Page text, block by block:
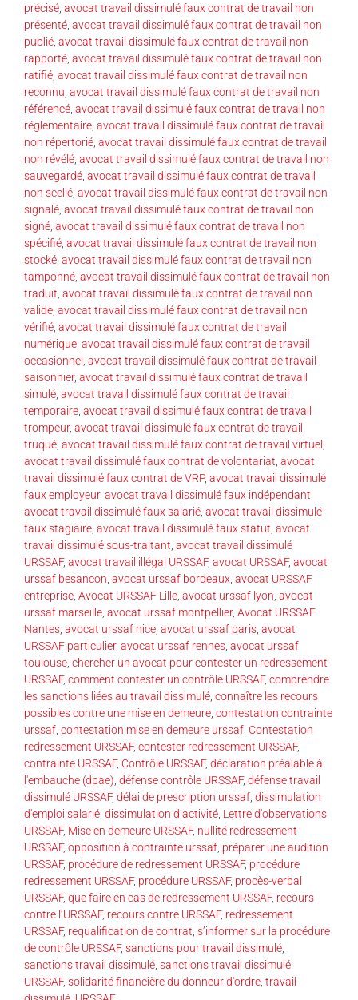
précisé avocat travail dissimulé faux contrat de travail non
présenté avocat travail dissimulé faux contrat de travail non
publié avocat travail dissimulé faux contrat de travail non
rapporté avocat travail dissimulé faux contrat de travail non
ratifié avocat travail dissimulé faux contrat de travail non
reconnu avocat travail dissimulé faux contrat de travail non
référencé avocat travail dissimulé faux contrat de travail non
réglementaire avocat travail dissimulé faux contrat de travail
non répertorié avocat travail dissimulé faux contrat de travail
non révélé avocat travail dissimulé faux contrat de travail non
sauvegardé avocat travail dissimulé faux contrat de travail
non scellé avocat travail dissimulé faux contrat de travail non
signalé avocat travail dissimulé faux contrat de travail non
signé avocat travail dissimulé faux contrat de travail non
spécifié avocat travail dissimulé faux contrat de travail non
stocké avocat travail dissimulé faux contrat de travail non
tamponné avocat travail dissimulé faux contrat de travail non
traduit avocat travail dissimulé faux contrat de travail non
valide avocat travail dissimulé faux contrat de travail non
vérifié avocat travail dissimulé faux contrat de travail
numérique avocat travail dissimulé faux contrat de travail
occasionnel avocat travail dissimulé faux contrat de travail
saisonnier, avocat travail dissimulé faux contrat de travail
simulé avocat travail dissimulé faux contrat de travail
temporaire avocat travail dissimulé faux contrat de travail
trompeur, avocat travail dissimulé faux contrat de travail
truqué avocat travail dissimulé faux contrat de travail virtuel
avocat travail dissimulé faux contrat de volontariat avocat
travail dissimulé faux contrat de VRP, avocat travail dissimulé
faux employeur, avocat travail dissimulé faux indépendant
avocat travail dissimulé faux salarié avocat travail dissimulé
faux stagiaire avocat travail dissimulé faux statut avocat
travail dissimulé sous-traitant avocat travail dissimulé
URSSAF, avocat travail illégal URSSAF, avocat URSSAF, avocat
urssaf besancon avocat urssaf bordeaux avocat URSSAF
entreprise Avocat URSSAF Lille avocat urssaf lyon avocat
urssaf marseille avocat urssaf montpellier, Avocat URSSAF
Nantes avocat urssaf nice avocat urssaf paris avocat
URSSAF particulier, avocat urssaf rennes avocat urssaf
toulouse chercher un avocat pour contester un redressement
URSSAF, comment contester un contrôle URSSAF, comprendre
les sanctions liées au travail dissimulé connaître les recours
possibles contre une mise en demeure contestation contrainte
urssaf contestation mise en demeure urssaf Contestation
redressement URSSAF, contester redressement URSSAF,
contrainte URSSAF, Contrôle URSSAF, déclaration préalable à
l'embauche (dpae) défense contrôle URSSAF, défense travail
dissimulé URSSAF, délai de prescription urssaf dissimulation
d'emploi salarié dissimulation d’activité Lettre d'observations
URSSAF, Mise en demeure URSSAF, nullité redressement
URSSAF, opposition à contrainte urssaf préparer une audition
URSSAF, procédure de redressement URSSAF, procédure
redressement URSSAF, procédure URSSAF, procès-verbal
URSSAF, que faire en cas de redressement URSSAF, recours
contre l’URSSAF, recours contre URSSAF, redressement
URSSAF, requalification de contrat s’informer sur la procédure
de contrôle URSSAF, sanctions pour travail dissimulé
sanctions travail dissimulé sanctions travail dissimulé
URSSAF, solidarité financière du donneur d'ordre travail